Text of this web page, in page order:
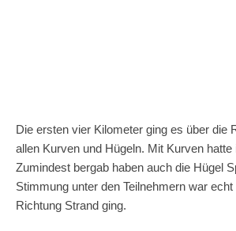
Die ersten vier Kilometer ging es über die
allen Kurven und Hügeln. Mit Kurven
Zumindest bergab haben auch die Hügel
Stimmung unter den Teilnehmern war
Richtung Strand ging.